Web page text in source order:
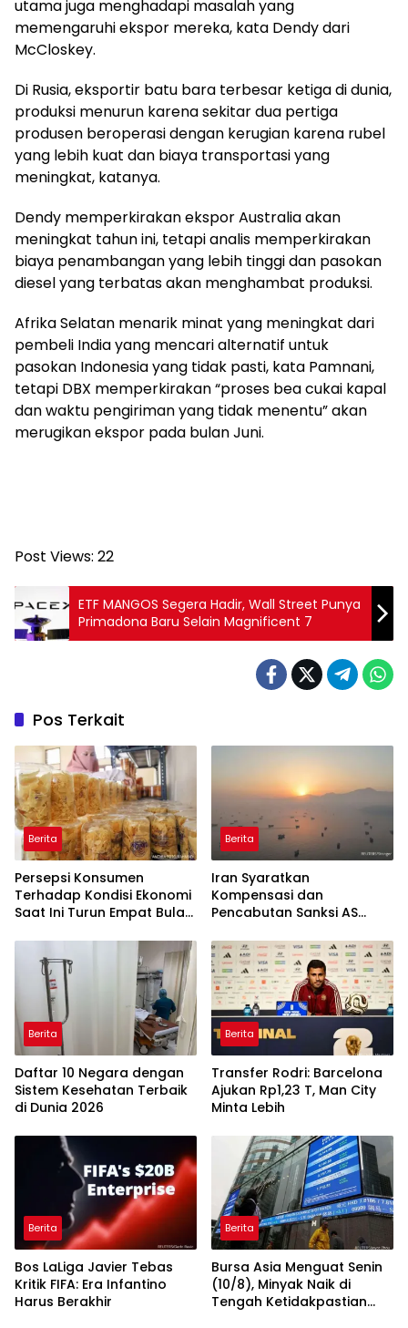
utama juga menghadapi masalah yang
memengaruhi ekspor mereka, kata Dendy dari
McCloskey.
Di Rusia, eksportir batu bara terbesar ketiga di dunia,
produksi menurun karena sekitar dua pertiga
produsen beroperasi dengan kerugian karena rubel
yang lebih kuat dan biaya transportasi yang
meningkat, katanya.
Dendy memperkirakan ekspor Australia akan
meningkat tahun ini, tetapi analis memperkirakan
biaya penambangan yang lebih tinggi dan pasokan
diesel yang terbatas akan menghambat produksi.
Afrika Selatan menarik minat yang meningkat dari
pembeli India yang mencari alternatif untuk
pasokan Indonesia yang tidak pasti, kata Pamnani,
tetapi DBX memperkirakan “proses bea cukai kapal
dan waktu pengiriman yang tidak menentu” akan
merugikan ekspor pada bulan Juni.
Post Views: 22
ETF MANGOS Segera Hadir, Wall Street Punya
Primadona Baru Selain Magnificent 7
Pos Terkait
Berita
Persepsi Konsumen
Terhadap Kondisi Ekonomi
Saat Ini Turun Empat Bulan
Berita
Iran Syaratkan
Kompensasi dan
Pencabutan Sanksi AS
Berita
Daftar 10 Negara dengan
Sistem Kesehatan Terbaik
di Dunia 2026
Berita
Transfer Rodri: Barcelona
Ajukan Rp1,23 T, Man City
Minta Lebih
Berita
Bos LaLiga Javier Tebas
Kritik FIFA: Era Infantino
Harus Berakhir
Berita
Bursa Asia Menguat Senin
(10/8), Minyak Naik di
Tengah Ketidakpastian